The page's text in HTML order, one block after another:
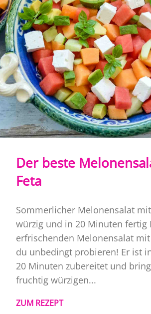
Der beste
Feta
Sommerlicher Melonensalat
würzig und in 20 Minuten fertig
erfrischenden Melonensalat
du unbedingt probieren! Er ist
20 Minuten zubereitet und
fruchtig würzigen...
ZUM REZEPT